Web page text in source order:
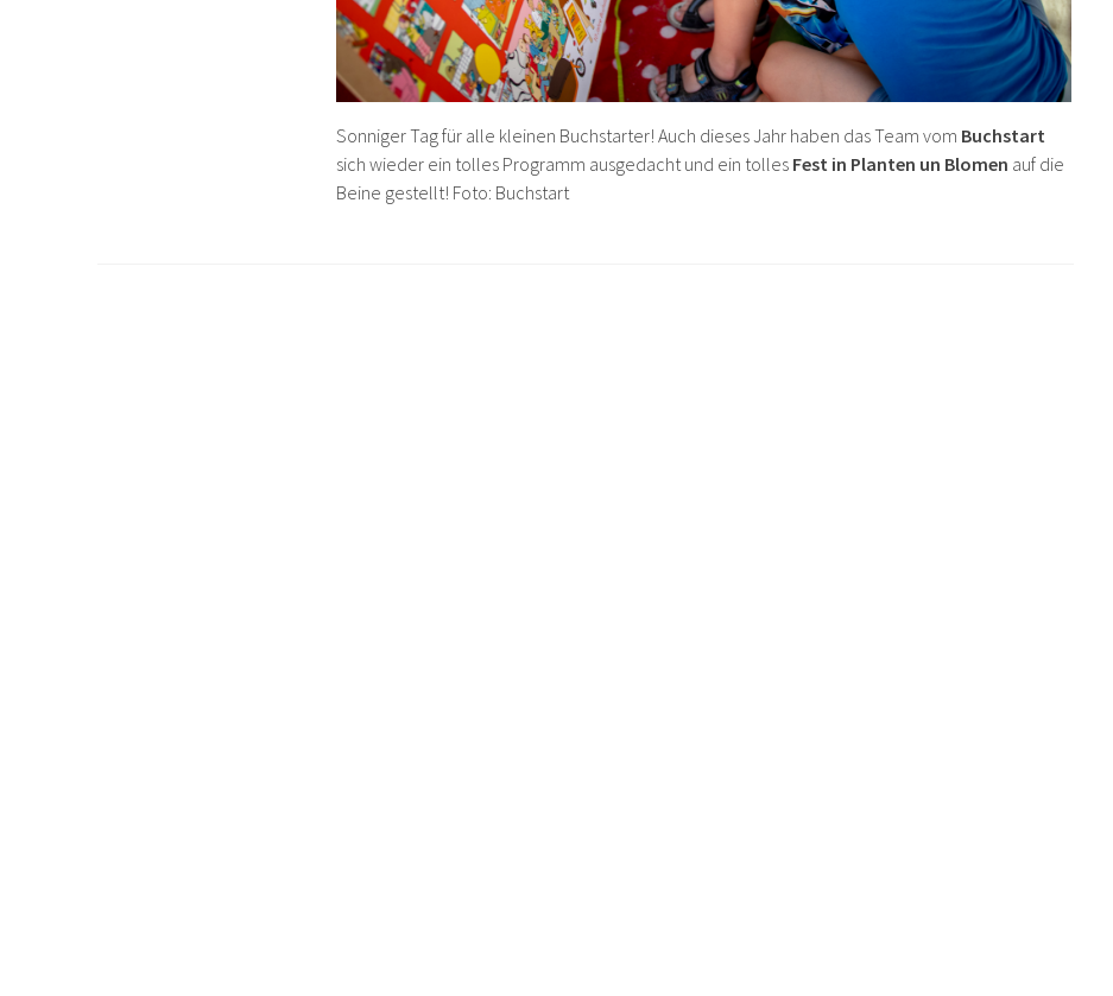
Sonniger Tag für alle kleinen Buchstarter! Auch dieses Jahr haben das Team vom Buchstart
sich wieder ein tolles Programm ausgedacht und ein tolles Fest in Planten un Blomen auf die
Beine gestellt! Foto: Buchstart